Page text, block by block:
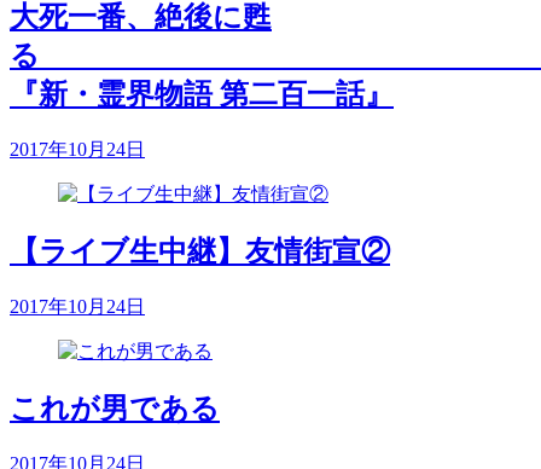
大死一番、絶後に甦
『新・霊界物語 第二百一話』
2017年10月24日
【ライブ生中継】友情街宣②
2017年10月24日
これが男である
2017年10月24日